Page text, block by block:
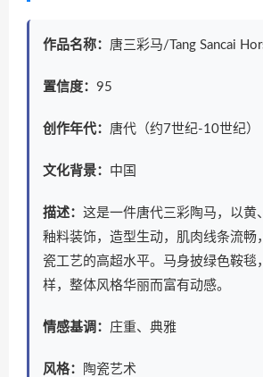
作品名称： 唐三彩马/Tang Sancai
置信度： 95
创作年代： 唐代（约7世纪-10世纪）
文化背景： 中国
描述： 这是一件唐代三彩陶马，以黄
釉料装饰，造型生动，肌肉线条流畅
瓷工艺的高超水平。马身披绿色鞍毯
样，整体风格华丽而富有动感。
情感基调： 庄重、典雅
风格： 陶瓷艺术